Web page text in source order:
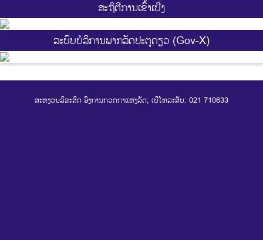
ສະ​ຖິ​ຕີການ​ເຂົ້າ​ເບີ່ງ
ລະບົບບໍລິການພາກລັດປະຕູດຽວ (Gov-X)
ສະຫງວນລິຂະສິດ ອົງການກວດກາແຫ່ງລັດ; ເບີໂທລະສັບ: 021 710633